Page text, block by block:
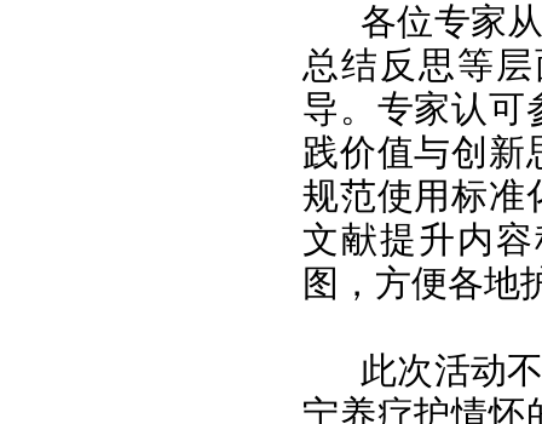
各位专家
总结反思等
导。专家认可
践价值与创新
规范使用标准
文献提升内
图，方便各地
此次活动
宁养疗护情怀